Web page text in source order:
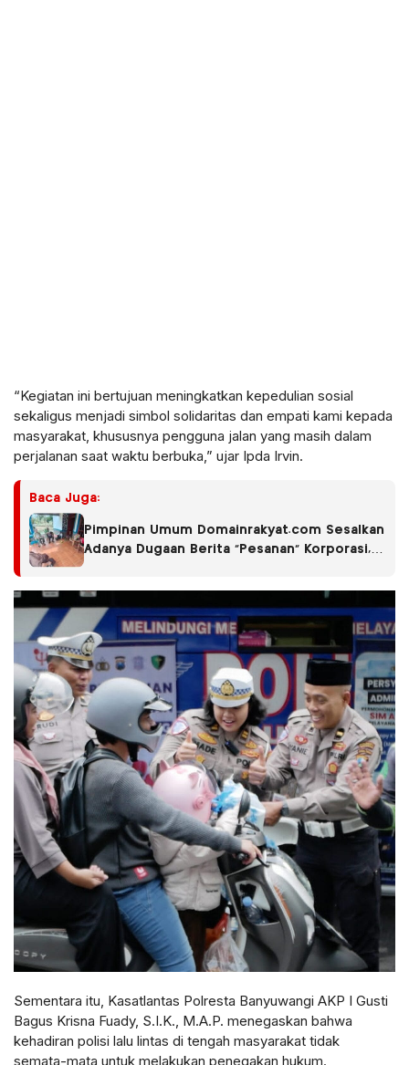
“Kegiatan ini bertujuan meningkatkan kepedulian sosial
sekaligus menjadi simbol solidaritas dan empati kami kepada
masyarakat, khususnya pengguna jalan yang masih dalam
perjalanan saat waktu berbuka,” ujar Ipda Irvin.
Baca Juga:
Pimpinan Umum Domainrakyat.com Sesalkan
Adanya Dugaan Berita “Pesanan” Korporasi,
Sementara itu, Kasatlantas Polresta Banyuwangi AKP I Gusti
Bagus Krisna Fuady, S.I.K., M.A.P. menegaskan bahwa
kehadiran polisi lalu lintas di tengah masyarakat tidak
semata-mata untuk melakukan penegakan hukum.